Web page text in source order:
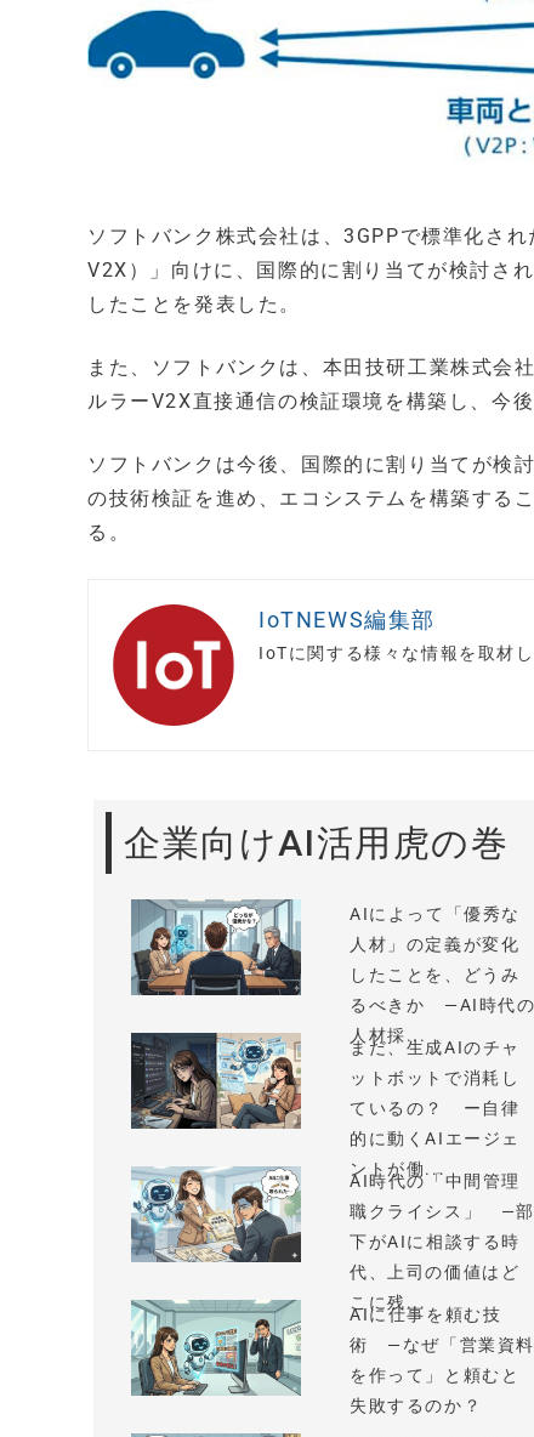
ソフトバンク株式会社は、3GPPで標準化さ
V2X）」向けに、国際的に割り当てが検討さ
したことを発表した。
また、ソフトバンクは、本田技研工業株式会
ルラーV2X直接通信の検証環境を構築し、今
ソフトバンクは今後、国際的に割り当てが検
の技術検証を進め、エコシステムを構築する
る。
IoTNEWS編集部
IoTに関する様々な情報を取材
企業向けAI活用虎の巻
AIによって「優秀な
人材」の定義が変化
したことを、どうみ
るべきか —AI時代の
人材採...
まだ、生成AIのチャ
ットボットで消耗し
ているの？ ー自律
的に動くAIエージェ
ントが働...
AI時代の「中間管理
職クライシス」 —部
下がAIに相談する時
代、上司の価値はど
こに残...
AIに仕事を頼む技
術 —なぜ「営業資料
を作って」と頼むと
失敗するのか？